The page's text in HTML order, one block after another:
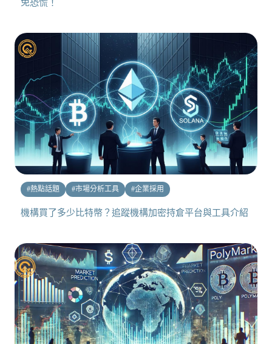
免恐慌！
#熱點話題 #市場分析工具 #企業採用
機構買了多少比特幣？追蹤機構加密持倉平台與工具介紹